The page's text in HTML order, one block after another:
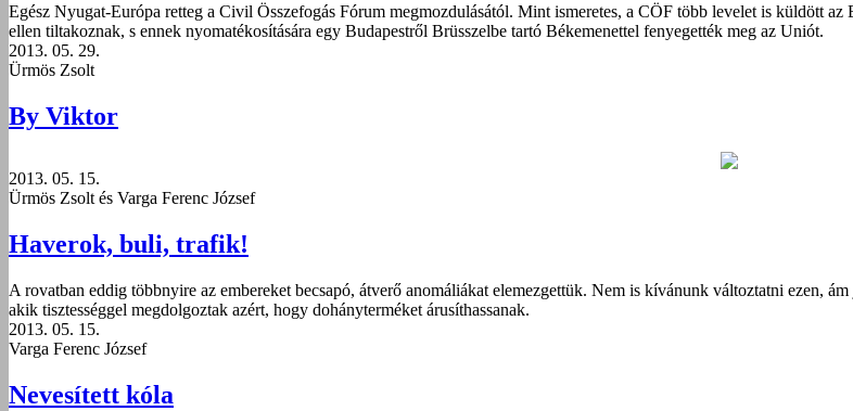
Egész Nyugat-Európa retteg a Civil Összefogás Fórum megmozdulásától. Mint ismeretes, a CÖF több levelet is küldött
ellen tiltakoznak, s ennek nyomatékosítására egy Budapestről Brüsszelbe tartó Békemenettel fenyegették meg az Uniót.
2013. 05. 29.
Ürmös Zsolt
By Viktor
2013. 05. 15.
Ürmös Zsolt és Varga Ferenc József
Haverok, buli, trafik!
A rovatban eddig többnyire az embereket becsapó, átverő anomáliákat elemezgettük. Nem is kívánunk változtatni ezen,
akik tisztességgel megdolgoztak azért, hogy dohányterméket árusíthassanak.
2013. 05. 15.
Varga Ferenc József
Nevesített kóla